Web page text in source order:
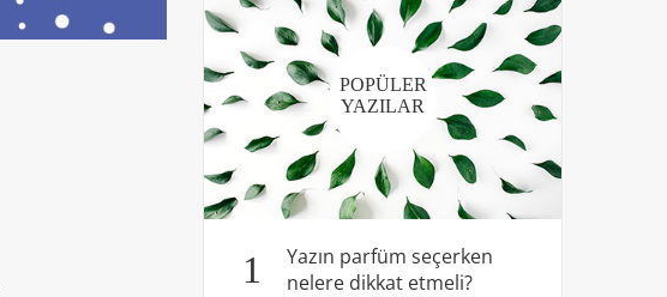
POPÜLER
YAZILAR
1
Yazın parfüm seçerken
nelere dikkat etmeli?